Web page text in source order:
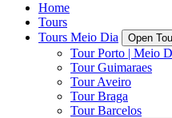
Home
Tours
Tours Meio Dia
Open
Tour Porto | Meio
Tour Guimaraes
Tour Aveiro
Tour Braga
Tour Barcelos